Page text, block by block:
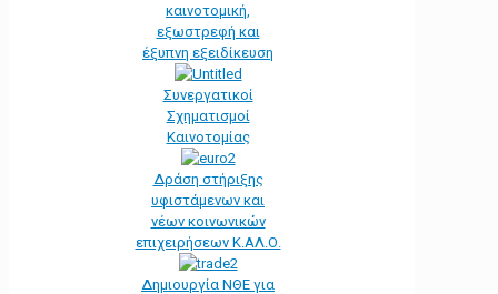
καινοτομική,
εξωστρεφή και
έξυπνη εξειδίκευση
Συνεργατικοί
Σχηματισμοί
Καινοτομίας
Δράση στήριξης
υφιστάμενων και
νέων κοινωνικών
επιχειρήσεων Κ.ΑΛ.Ο.
Δημιουργία ΝΘΕ για